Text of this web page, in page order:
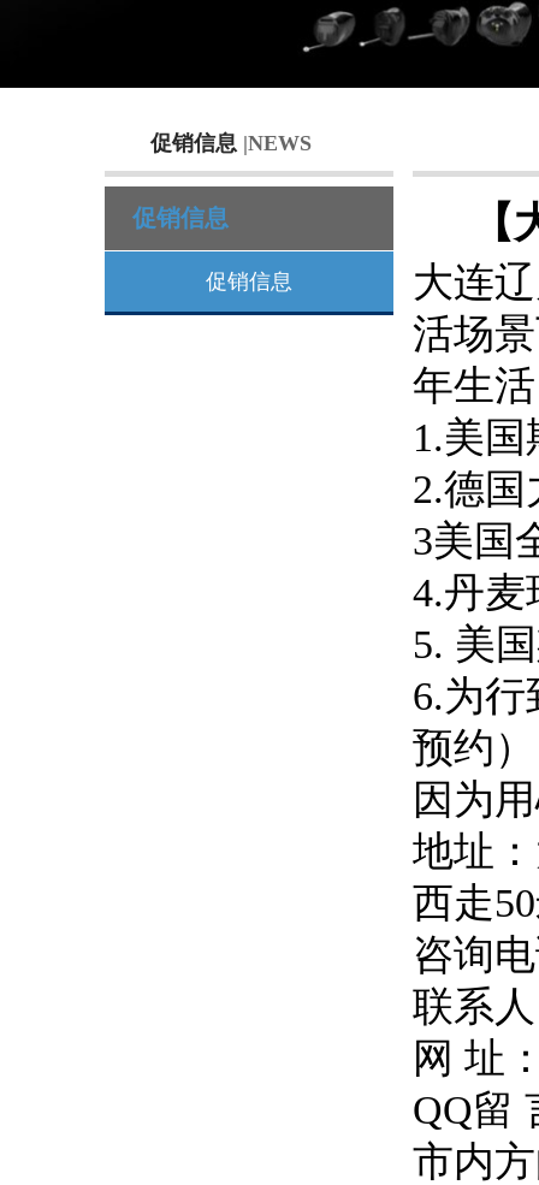
促销信息 |NEWS
促销信息
促销信息
大连
活场
年生
1.美
2.德国
3美国
4.丹麦
5. 美
6.为
预约）
因为
地址
西走
咨询
联系
网 址
QQ留
市内